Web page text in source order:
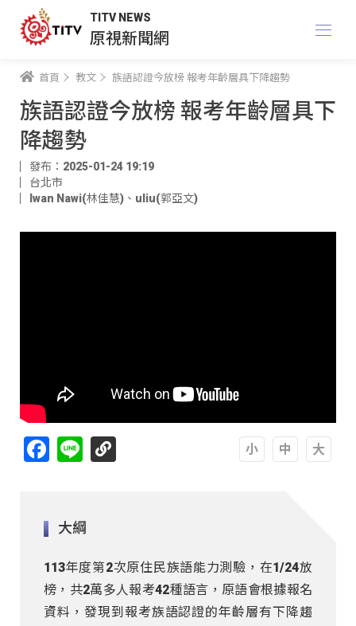
TITV NEWS
原視新聞網
首頁 教文 族語認證今放榜 報考年齡層具下降趨勢
族語認證今放榜 報考年齡層具下
降趨勢
發布：2025-01-24 19:19
台北市
Iwan Nawi(林佳慧) 、 uliu(郭亞文)
Facebook
Line
大綱
113年度第2次原住民族語能力測驗，在1/24放
榜，共2萬多人報考42種語言，原語會根據報名
資料，發現到報考族語認證的年齡層有下降趨